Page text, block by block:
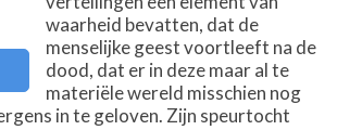
waarheid bevatten, dat de
menselijke geest voortleeft na de
dood, dat er in deze maar al te
materiële wereld misschien nog
in te geloven. Zijn speurtocht